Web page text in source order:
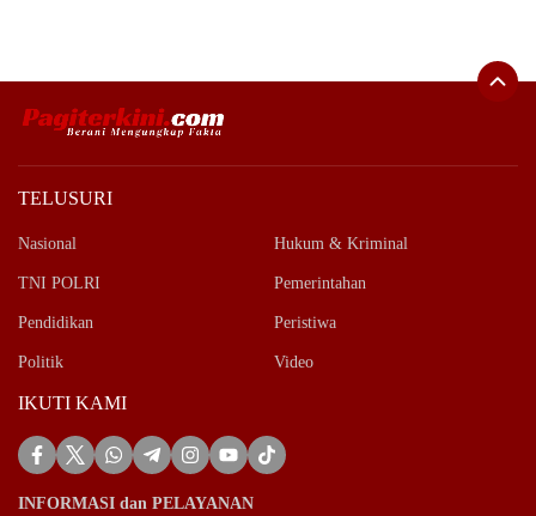
TELUSURI
Nasional Hukum & Kriminal
TNI POLRI Pemerintahan
Pendidikan Peristiwa
Politik Video
IKUTI KAMI
INFORMASI dan PELAYANAN